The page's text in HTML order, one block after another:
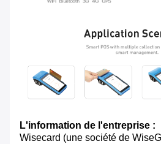
L'information de l'entreprise :
Wisecard (une société de